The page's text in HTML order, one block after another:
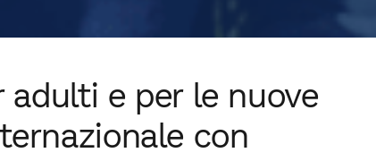
adulti e per le nuove
con